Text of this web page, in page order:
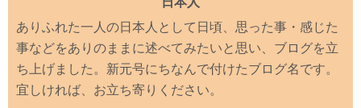
ありふれた一人の日本人として日頃、思った事・感じた
事などをありのままに述べてみたいと思い、ブログを立
ち上げました。新元号にちなんで付けたブログ名です。
宜しければ、お立ち寄りください。